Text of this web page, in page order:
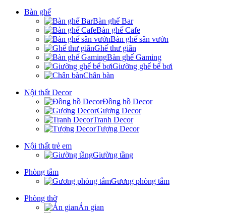
Bàn ghế
Bàn ghế Bar
Bàn ghế Cafe
Bàn ghế sân vườn
Ghế thư giãn
Bàn ghế Gaming
Giường ghế bể bơi
Chân bàn
Nội thất Decor
Đồng hồ Decor
Gương Decor
Tranh Decor
Tượng Decor
Nội thất trẻ em
Giường tầng
Phòng tắm
Gương phòng tắm
Phòng thờ
Án gian